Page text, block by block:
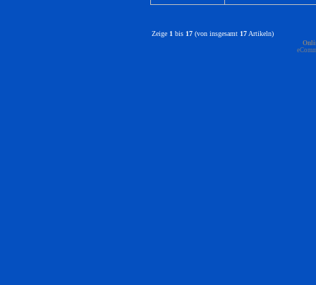
Zeige 1 bis 17 (von insgesamt 17 Artikeln)